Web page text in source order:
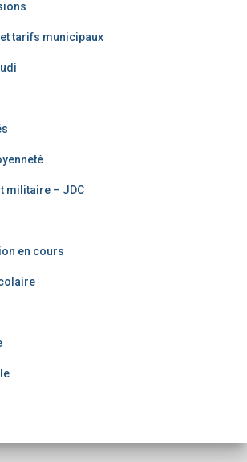
tarifs municipaux
militaire – JDC
en cours